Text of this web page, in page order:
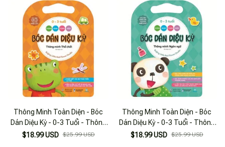
Thông Minh Toàn Diện - Bóc
Dán Diệu Kỳ - 0-3 Tuổi - Thông
Minh Thể Chất
$18.99 USD $25.99 USD
Thông Minh Toàn Diện - Bóc
Dán Diệu Kỳ - 0-3 Tuổi - Thông
Minh Ngôn Ngữ
$18.99 USD $25.99 USD